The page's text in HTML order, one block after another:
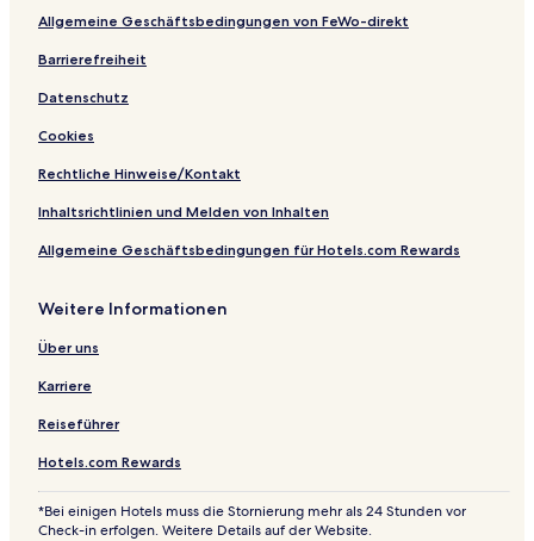
Allgemeine Geschäftsbedingungen von FeWo-direkt
Barrierefreiheit
Datenschutz
Cookies
Rechtliche Hinweise/Kontakt
Inhaltsrichtlinien und Melden von Inhalten
Allgemeine Geschäftsbedingungen für Hotels.com Rewards
Weitere Informationen
Über uns
Karriere
Reiseführer
Hotels.com Rewards
*Bei einigen Hotels muss die Stornierung mehr als 24 Stunden vor
Check-in erfolgen. Weitere Details auf der Website.